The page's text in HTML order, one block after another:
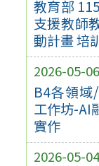
教育部
支援教師
動計畫 培
2026-05-06
B4各領
工作坊-AI
實作
2026-05-04